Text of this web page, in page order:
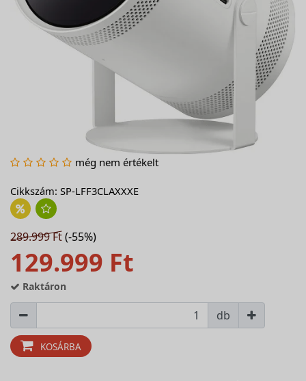
még nem értékelt
Cikkszám: SP-LFF3CLAXXXE
289.999 Ft(-55%)
129.999 Ft
Raktáron
db
KOSÁRBA